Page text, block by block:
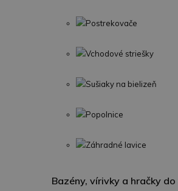
Postrekovače
Vchodové striešky
Sušiaky na bielizeň
Popolnice
Záhradné lavice
Bazény, vírivky a hračky